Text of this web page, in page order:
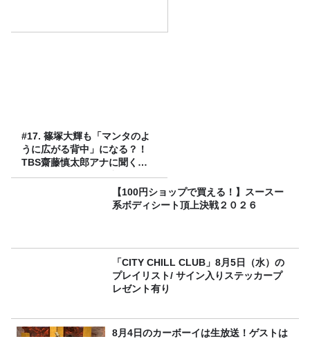
#17. 篠塚大輝も「マンタのよ
うに広がる背中」になる？！
TBS齋藤慎太郎アナに聞くメ
ンズフィジークの魅力！！
【100円ショップで買える！】スースー
系ボディシート頂上決戦２０２６
「CITY CHILL CLUB」8月5日（水）の
プレイリスト/ サイン入りステッカープ
レゼント有り
8月4日のカーボーイは生放送！ゲストは